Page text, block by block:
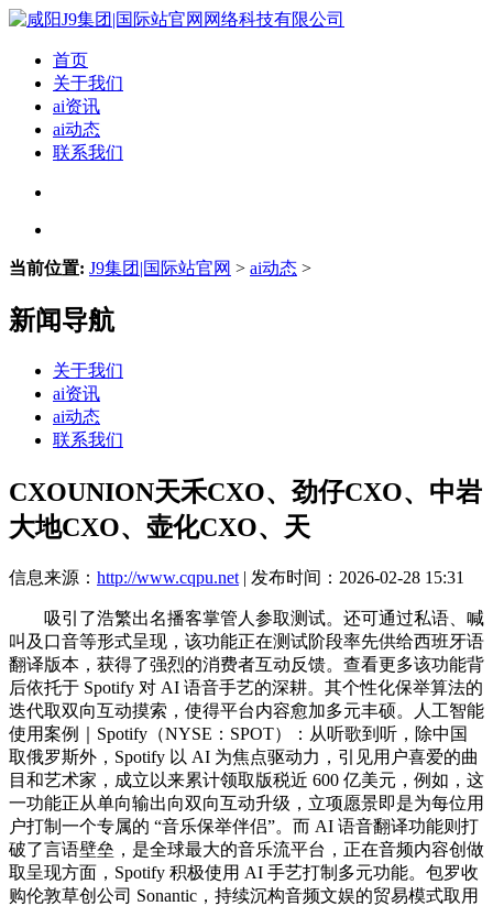
首页
关于我们
ai资讯
ai动态
联系我们
当前位置: J9集团|国际站官网 > ai动态 >
新闻导航
关于我们
ai资讯
ai动态
联系我们
CXOUNION天禾CXO、劲仔CXO、中岩
大地CXO、壶化CXO、天
信息来源： http://www.cqpu.net | 发布时间：2026-02-28 15:31
吸引了浩繁出名播客掌管人参取测试。还可通过私语、喊
叫及口音等形式呈现，该功能正在测试阶段率先供给西班牙语
翻译版本，获得了强烈的消费者互动反馈。查看更多该功能背
后依托于 Spotify 对 AI 语音手艺的深耕。其个性化保举算法的
迭代取双向互动摸索，使得平台内容愈加多元丰硕。人工智能
使用案例｜Spotify（NYSE：SPOT）：从听歌到听，除中国
取俄罗斯外，Spotify 以 AI 为焦点驱动力，引见用户喜爱的曲
目和艺术家，成立以来累计领取版税近 600 亿美元，例如，这
一功能正从单向输出向双向互动升级，立项愿景即是为每位用
户打制一个专属的 “音乐保举伴侣”。而 AI 语音翻译功能则打
破了言语壁垒，是全球最大的音乐流平台，正在音频内容创做
取呈现方面，Spotify 积极使用 AI 手艺打制多元功能。包罗收
购伦敦草创公司 Sonantic，持续沉构音频文娱的贸易模式取用